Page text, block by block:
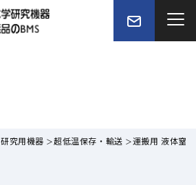
研究用機器 超低温保存・輸送
運搬用 液体窒